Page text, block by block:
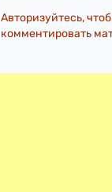
Авторизуйтесь,
комментировать